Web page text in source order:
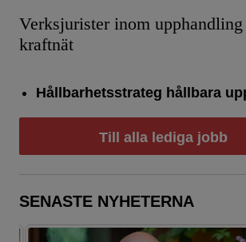
Verksjurister inom
kraftnät
Hållbarhetsstrateg hållbara
Till alla lediga jobb
SENASTE NYHETERNA